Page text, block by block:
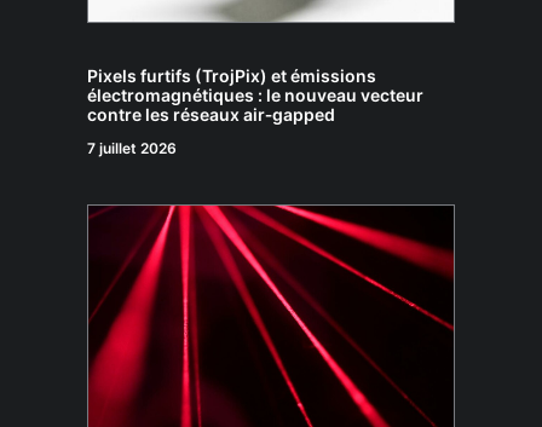
Pixels furtifs (TrojPix) et émissions
électromagnétiques : le nouveau vecteur
contre les réseaux air‑gapped
7 juillet 2026